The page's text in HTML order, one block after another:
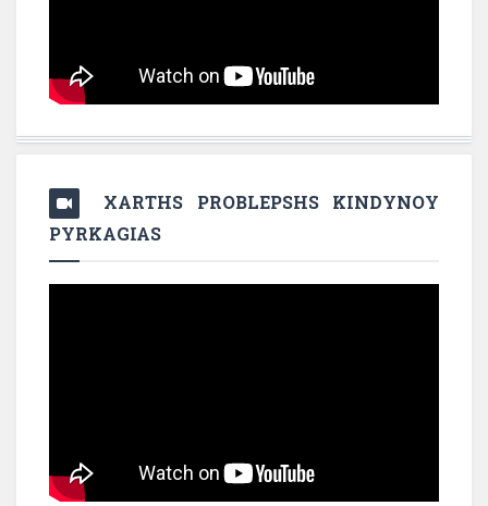
XARTHS PROBLEPSHS KINDYNOY
PYRKAGIAS